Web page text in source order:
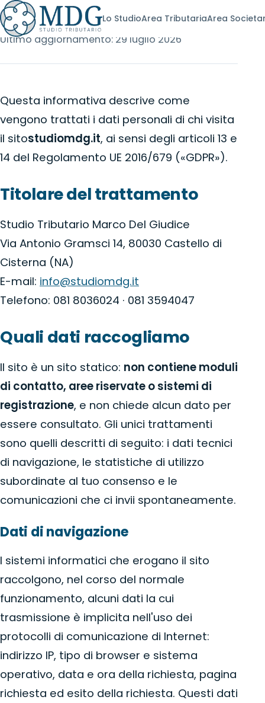
Lo StudioArea TributariaArea
Privacy Policy
Ultimo aggiornamento: 29 luglio 2026
Questa informativa descrive come
vengono trattati i dati personali di chi visita
il sitostudiomdg.it, ai sensi degli articoli 13 e
14 del Regolamento UE 2016/679 («GDPR»).
Titolare del trattamento
Studio Tributario Marco Del Giudice
Via Antonio Gramsci 14, 80030 Castello di
Cisterna (NA)
E-mail: info@studiomdg.it
Telefono: 081 8036024 · 081 3594047
Quali dati raccogliamo
Il sito è un sito statico: non contiene moduli
di contatto, aree riservate o sistemi di
registrazione, e non chiede alcun dato per
essere consultato. Gli unici trattamenti
sono quelli descritti di seguito: i dati tecnici
di navigazione, le statistiche di utilizzo
subordinate al tuo consenso e le
comunicazioni che ci invii spontaneamente.
Dati di navigazione
I sistemi informatici che erogano il sito
raccolgono, nel corso del normale
funzionamento, alcuni dati la cui
trasmissione è implicita nell'uso dei
protocolli di comunicazione di Internet:
indirizzo IP, tipo di browser e sistema
operativo, data e ora della richiesta, pagina
richiesta ed esito della richiesta. Questi dati